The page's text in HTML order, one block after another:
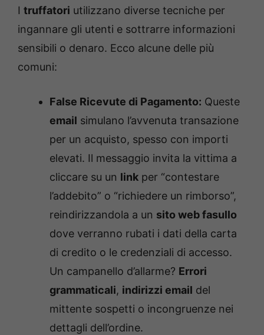
I truffatori utilizzano diverse tecniche per
ingannare gli utenti e sottrarre informazioni
sensibili o denaro. Ecco alcune delle più
comuni:
False Ricevute di Pagamento: Queste
email simulano l’avvenuta transazione
per un acquisto, spesso con importi
elevati. Il messaggio invita la vittima a
cliccare su un link per “contestare
l’addebito” o “richiedere un rimborso”,
reindirizzandola a un sito web fasullo
dove verranno rubati i dati della carta
di credito o le credenziali di accesso.
Un campanello d’allarme? Errori
grammaticali, indirizzi email del
mittente sospetti o incongruenze nei
dettagli dell’ordine.